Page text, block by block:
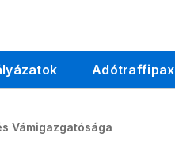
Adótraffipax
Vámigazgatósága